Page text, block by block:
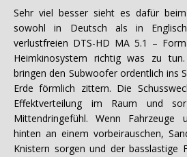
Sehr viel besser sieht es dafür
sowohl in Deutsch als in
verlustfreien DTS-HD MA 5.1 –
Heimkinosystem richtig was zu tun.
bringen den Subwoofer ordentlich ins
Erde förmlich zittern. Die
Effektverteilung im Raum und
Mittendringefühl. Wenn Fahrzeuge
hinten an einem vorbeirauschen,
Knistern sorgen und der basslastige